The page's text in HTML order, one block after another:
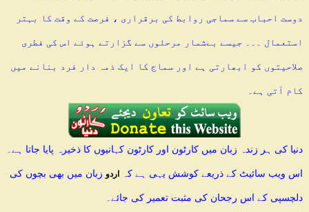
دوست احباب سے سماجی روابط کی برقراری ، فرصت کے وقت کا بہتر
استعمال ۔۔۔ جیسے بےشمار مرحلوں سے گزارتے ہوئے اس کی فطری
صلاحیتوں کو ابھارتی ہے اور سماج کا ایک ذمہ دار فرد بنانے میں
کام آتی ہے۔
دنیا کی ہر زندہ زبان میں کارٹون اور کارٹون کہانیوں کا ذخیرہ پایا جاتا ہے۔
اس ویب سائیٹ کے ذریعے کوشش یہی ہے کہ اردو زبان میں بھی بچوں کی
دلچسپی کے اس رجحان کی مثبت تعمیر کی جائے۔